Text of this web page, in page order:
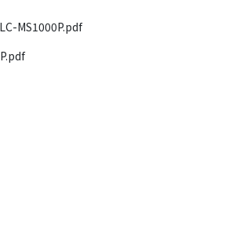
MS1000P.pdf